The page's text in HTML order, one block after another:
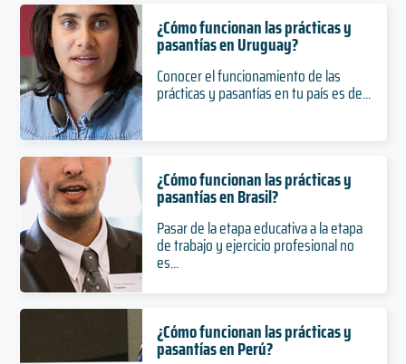
¿Cómo funcionan las prácticas y
pasantías en Uruguay?
Conocer el funcionamiento de las
prácticas y pasantías en tu país es de...
¿Cómo funcionan las prácticas y
pasantías en Brasil?
Pasar de la etapa educativa a la etapa
de trabajo y ejercicio profesional no
es...
¿Cómo funcionan las prácticas y
pasantías en Perú?